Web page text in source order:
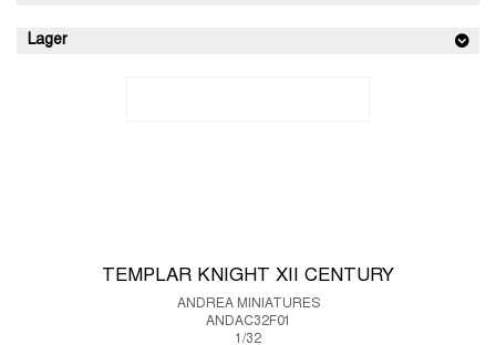
Lager
TEMPLAR KNIGHT XII CENTURY
ANDREA MINIATURES
ANDAC32F01
1/32